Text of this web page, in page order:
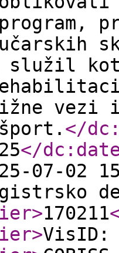
služil kot
vezi
</
</
07-02
>170211
>VisID: